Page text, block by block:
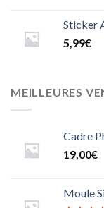
Sticker
5,99€
MEILLEURES
Cadre
19,00€
Moule